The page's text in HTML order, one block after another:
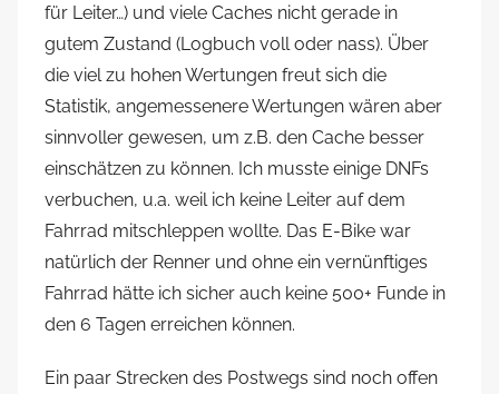
für Leiter…) und viele Caches nicht gerade in
gutem Zustand (Logbuch voll oder nass). Über
die viel zu hohen Wertungen freut sich die
Statistik, angemessenere Wertungen wären aber
sinnvoller gewesen, um z.B. den Cache besser
einschätzen zu können. Ich musste einige DNFs
verbuchen, u.a. weil ich keine Leiter auf dem
Fahrrad mitschleppen wollte. Das E-Bike war
natürlich der Renner und ohne ein vernünftiges
Fahrrad hätte ich sicher auch keine 500+ Funde in
den 6 Tagen erreichen können.
Ein paar Strecken des Postwegs sind noch offen